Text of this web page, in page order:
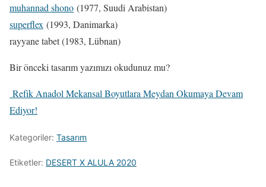
muhannad shono (1977, Suudi Arabistan)
superflex (1993, Danimarka)
rayyane tabet (1983, Lübnan)
Bir önceki tasarım yazımızı okudunuz mu?
Refik Anadol Mekansal Boyutlara Meydan Okumaya Devam
Ediyor!
Kategoriler: Tasarım
Etiketler: DESERT X ALULA 2020